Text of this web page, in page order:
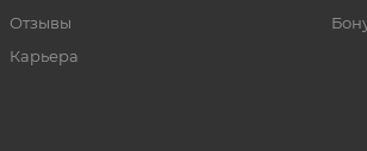
Отзывы
Карьера